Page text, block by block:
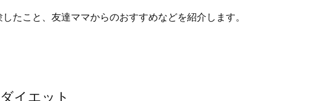
たこと、友達ママからのおすすめなどを紹介します。
イエット